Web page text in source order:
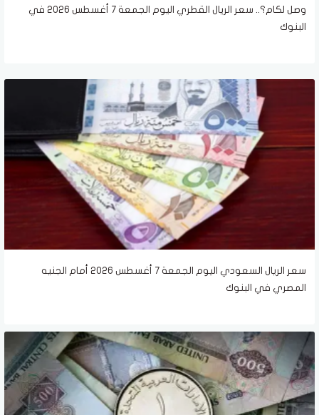
وصل لكام؟.. سعر الريال القطري اليوم الجمعة 7 أغسطس 2026 في
البنوك
سعر الريال السعودي اليوم الجمعة 7 أغسطس 2026 أمام الجنيه
المصري في البنوك